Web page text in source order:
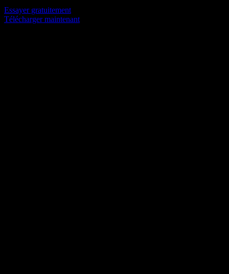
Essayer gratuitement
Télécharger maintenant